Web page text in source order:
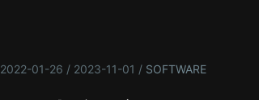
2022-01-26 / 2023-11-01 / SOFTWARE